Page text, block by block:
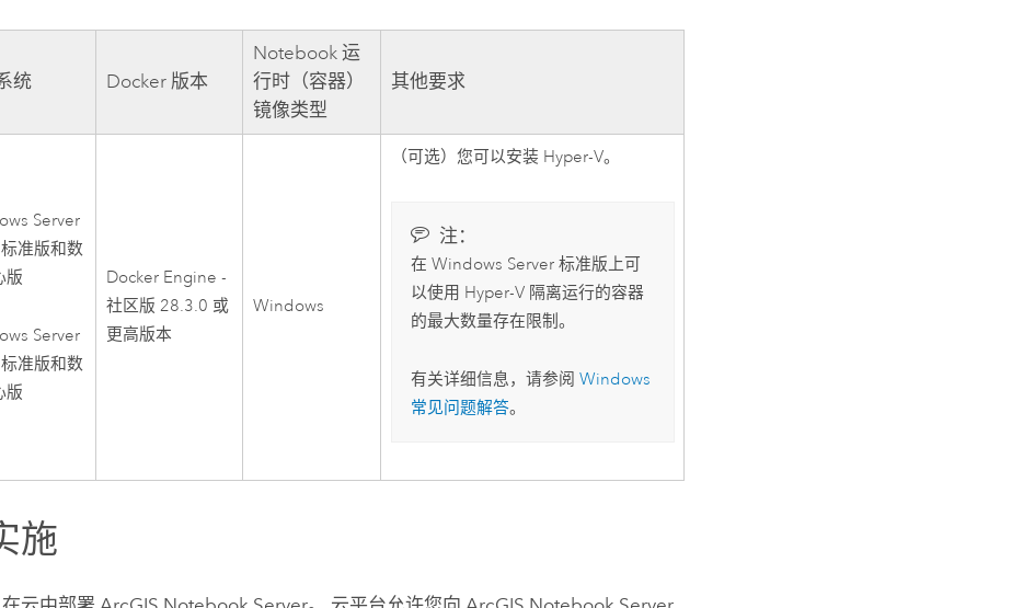
统 Docker 版本
Notebook 运
行时（容器）
镜像类型
其他要求
Server
准版和数
版
Server
准版和数
版
Docker Engine -
社区版28.3.0 或
更高版本
Windows
（可选）您可以安装 Hyper-V。
注：
在Windows Server 标准版上可
以使用 Hyper-V 隔离运行的容器
的最大数量存在限制。
有关详细信息，请参阅Windows
常见问题解答。
施